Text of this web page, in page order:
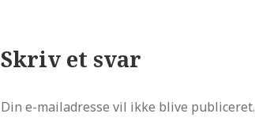
Skriv et svar
Din e-mailadresse vil ikke blive publiceret.